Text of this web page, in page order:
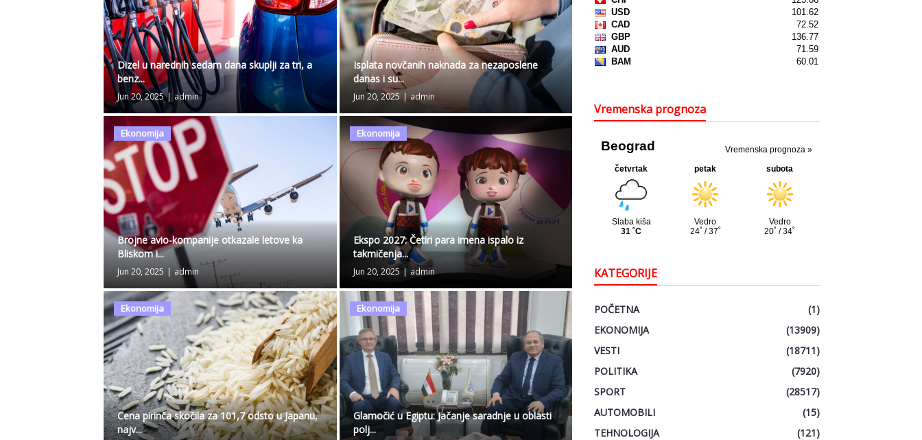
Dizel u narednih sedam dana skuplji za tri, a
benz...
Jun 20, 2025 | admin
Isplata novčanih naknada za nezaposlene
danas i su...
Jun 20, 2025 | admin
Ekonomija
Brojne avio-kompanije otkazale letove ka
Bliskom i...
Jun 20, 2025 | admin
Ekonomija
Ekspo 2027: Četiri para imena ispalo iz
takmičenja...
Jun 20, 2025 | admin
Ekonomija
Cena pirinča skočila za 101,7 odsto u Japanu,
najv...
Ekonomija
Glamočić u Egiptu: Jačanje saradnje u oblasti
polj...
Vremenska prognoza
KATEGORIJE
POČETNA
(1)
EKONOMIJA
(13909)
VESTI
(18711)
POLITIKA
(7920)
SPORT
(28517)
AUTOMOBILI
(15)
TEHNOLOGIJA
(121)